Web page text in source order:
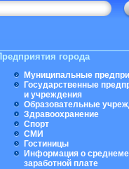
города
Муниципальные
Государственные
и учреждения
Образовательные
Здравоохранение
Спорт
СМИ
Гостиницы
Информация о
заработной плате